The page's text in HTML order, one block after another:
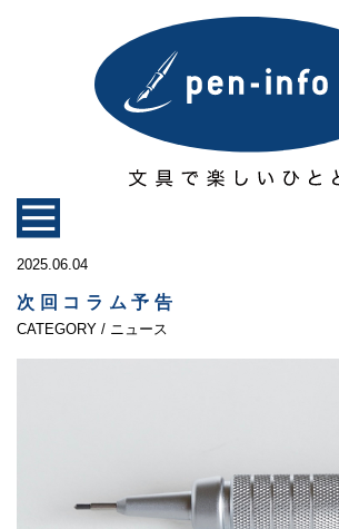
2025.06.04
次回コラム予告
CATEGORY / ニュース